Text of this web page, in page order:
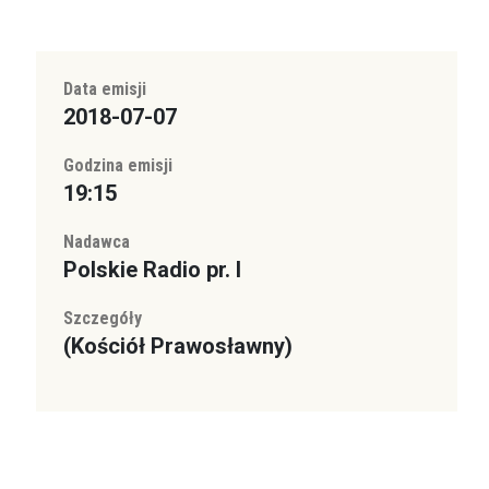
Data emisji
2018-07-07
Godzina emisji
19:15
Nadawca
Polskie Radio pr. I
Szczegóły
(Kościół Prawosławny)